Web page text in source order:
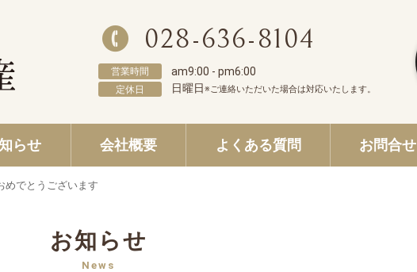
028-636-8104
営業時間 am9:00 - pm6:00
定休日 日曜日※ご連絡いただいた場合は対応いたします。
らせ 会社概要 よくある質問 お問合せ
めでとうございます
お知らせ
News